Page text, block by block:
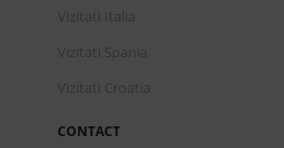
CONTACT